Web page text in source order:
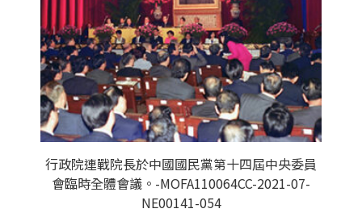
行政院連戰院長於中國國民黨第十四屆中央委員
會臨時全體會議。-MOFA110064CC-2021-07-
NE00141-054